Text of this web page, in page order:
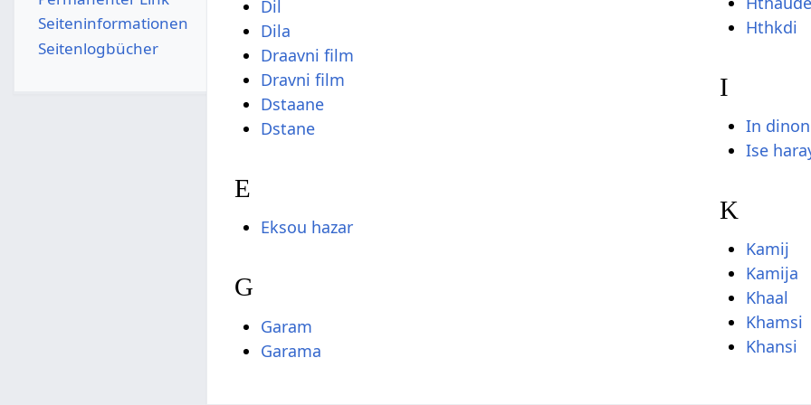
Dil
Dila
Draavni film
Dravni film
Dstaane
Dstane
E
Eksou hazar
G
Garam
Garama
Hthkdi
I
In dinon
Ise
K
Kamij
Kamija
Khaal
Khamsi
Khansi
Seiten­­informationen
Seitenlogbücher